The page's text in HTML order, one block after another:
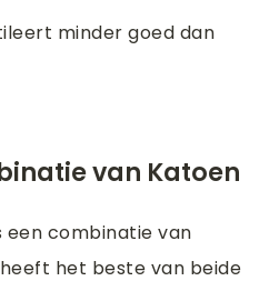
minder goed dan
van Katoen
combinatie van
het beste van beide